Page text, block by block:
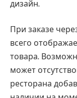
дизайн.
При заказе
всего
товара.
может
ресторана